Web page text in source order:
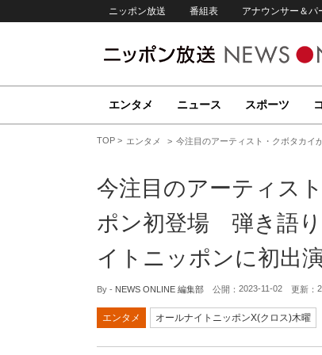
ニッポン放送 番組表 アナウンサー＆パ
エンタメ ニュース スポーツ
TOP エンタメ 今注目のアーティスト・クボタカイ
今注目のアーティス
ポン初登場 弾き語り
イトニッポンに初出
By - NEWS ONLINE 編集部 公開： 2023-11-02 更新：
エンタメ オールナイトニッポンX(クロス)木曜